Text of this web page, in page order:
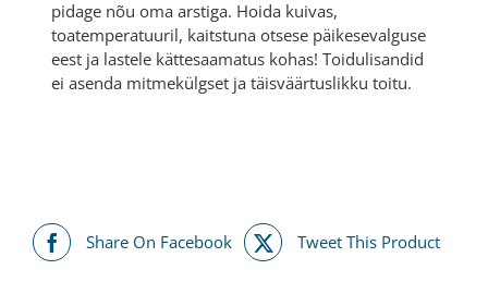
pidage nõu oma arstiga. Hoida kuivas,
toatemperatuuril, kaitstuna otsese päikesevalguse
eest ja lastele kättesaamatus kohas! Toidulisandid
ei asenda mitmekülgset ja täisväärtuslikku toitu.
Share On Facebook Tweet This Product